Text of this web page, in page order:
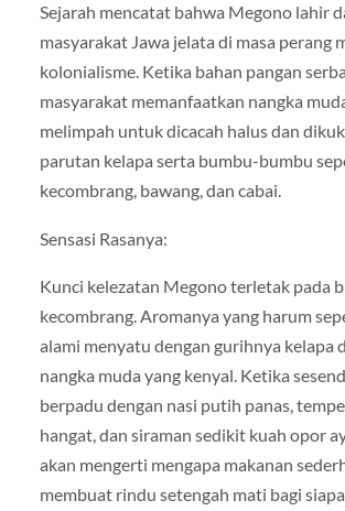
Sejarah mencatat bahwa Megono lahir
masyarakat Jawa jelata di masa perang
kolonialisme. Ketika bahan pangan
masyarakat memanfaatkan nangka
melimpah untuk dicacah halus dan
parutan kelapa serta bumbu-bumbu
kecombrang, bawang, dan cabai.
Sensasi Rasanya:
Kunci kelezatan Megono terletak pada
kecombrang. Aromanya yang harum
alami menyatu dengan gurihnya kelapa
nangka muda yang kenyal. Ketika
berpadu dengan nasi putih panas,
hangat, dan siraman sedikit kuah opor
akan mengerti mengapa makanan
membuat rindu setengah mati bagi